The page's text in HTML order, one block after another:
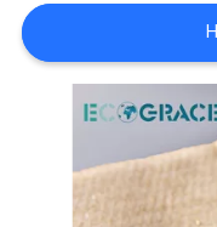
SITEMAP
PRIVACY
POLICY